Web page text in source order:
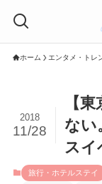
ホーム エンタメ・トレ
【
ない
スイ
2018
11/28
旅行・ホテルステイ